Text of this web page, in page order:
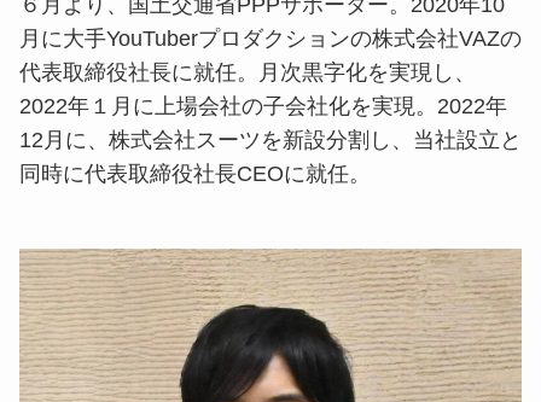
６月より、国土交通省PPPサポーター。2020年10
月に大手YouTuberプロダクションの株式会社VAZの
代表取締役社長に就任。月次黒字化を実現し、
2022年１月に上場会社の子会社化を実現。2022年
12月に、株式会社スーツを新設分割し、当社設立と
同時に代表取締役社長CEOに就任。